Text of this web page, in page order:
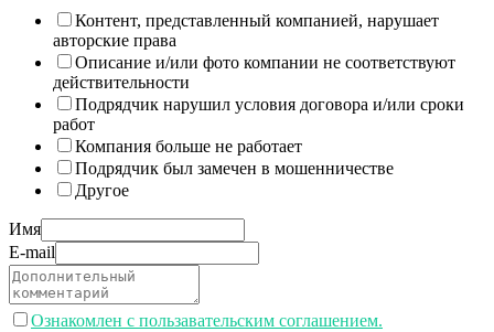
Контент, представленный компанией, нарушает
авторские права
Описание и/или фото компании не соответствуют
действительности
Подрядчик нарушил условия договора и/или сроки
работ
Компания больше не работает
Подрядчик был замечен в мошенничестве
Другое
Имя
E-mail
Ознакомлен с пользавательским соглашением.